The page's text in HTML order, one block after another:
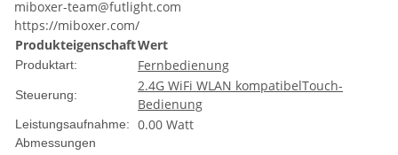
miboxer-team@futlight.com
https://miboxer.com/
ProdukteigenschaftWert
Produktart: Fernbedienung
Steuerung:
2.4G WiFi WLAN kompatibelTouch-
Bedienung
Leistungsaufnahme: 0.00 Watt
Abmessungen